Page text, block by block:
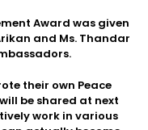
Award was given
and Ms. Thandar
their own Peace
be shared at next
work in various